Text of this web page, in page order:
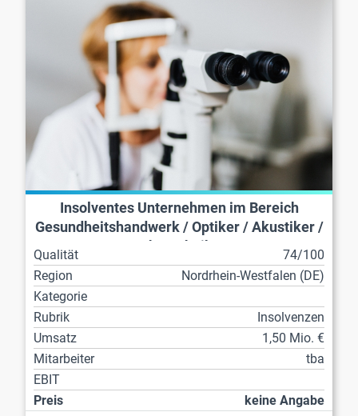
Insolventes Unternehmen im Bereich
Gesundheitshandwerk / Optiker / Akustiker /
Zahntechniker
Qualität
74/100
Region
Nordrhein-Westfalen (DE)
Kategorie
Rubrik
Insolvenzen
Umsatz
1,50 Mio. €
Mitarbeiter
tba
EBIT
Preis
keine Angabe